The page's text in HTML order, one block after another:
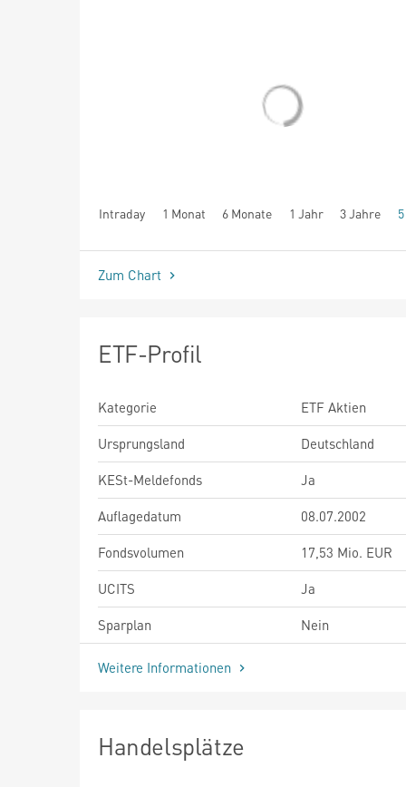
Intraday 1 Monat 6 Monate 1 Jahr 3 Jahre
seit Beginn
Zum Chart
ETF-Profil
Kategorie
ETF Aktien
Ursprungsland
Deutschland
KESt-Meldefonds
Ja
Auflagedatum
08.07.2002
Fondsvolumen
17,53 Mio. EUR
UCITS
Ja
Sparplan
Nein
Weitere Informationen
Handelsplätze